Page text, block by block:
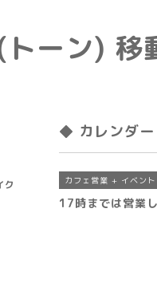
ーン) 移
◆ カレンダー
カフェ営業 + イベント
17時までは営業